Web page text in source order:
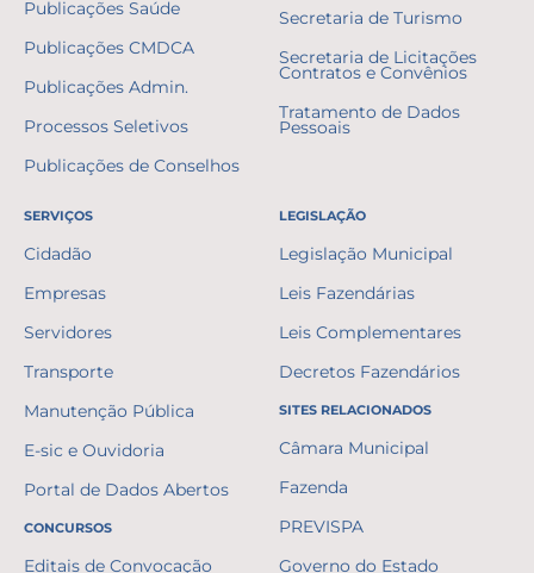
Publicações Saúde
Publicações CMDCA
Publicações Admin.
Processos Seletivos
Publicações de Conselhos
Secretaria de Turismo
Secretaria de Licitações
Contratos e Convênios
Tratamento de Dados
Pessoais
SERVIÇOS
Cidadão
Empresas
Servidores
Transporte
Manutenção Pública
E-sic e Ouvidoria
Portal de Dados Abertos
CONCURSOS
Editais de Convocação
LEGISLAÇÃO
Legislação Municipal
Leis Fazendárias
Leis Complementares
Decretos Fazendários
SITES RELACIONADOS
Câmara Municipal
Fazenda
PREVISPA
Governo do Estado